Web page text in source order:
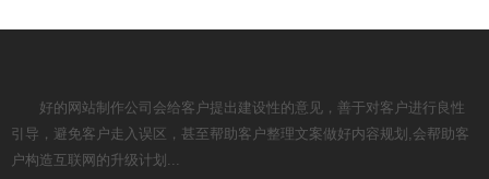
好的网站制作公司会给客户提出建设性的意见，善于对客户进行良性
引导，避免客户走入误区，甚至帮助客户整理文案做好内容规划,会帮助客
户构造互联网的升级计划...